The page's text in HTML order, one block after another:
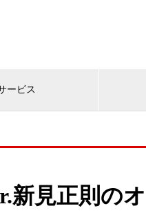
ービス
新見正則の